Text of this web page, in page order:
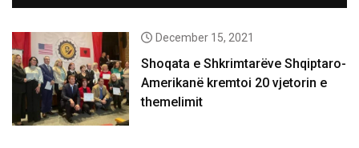
December 15, 2021
Shoqata e Shkrimtarëve Shqiptaro-
Amerikanë kremtoi 20 vjetorin e
themelimit